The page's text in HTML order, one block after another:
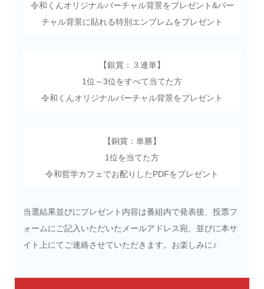
令和くんオリジナルバーチャル背景をプレゼント&バー
チャル背景に貼れる特別エンブレムをプレゼント
【銀賞：３連単】
1位～3位をすべて当てた方
令和くんオリジナルバーチャル背景をプレゼント
【銅賞：単勝】
1位を当てた方
令和哲学カフェでお配りしたPDFをプレゼント
当選結果並びにプレゼント内容は番組内で発表後、投票フ
ォームにご記入いただいたメールアドレス宛、並びに本サ
イト上にてご連絡させていただきます。お楽しみに♪